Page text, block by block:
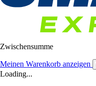
Zwischensumme
Meinen Warenkorb anzeigen
Loading...